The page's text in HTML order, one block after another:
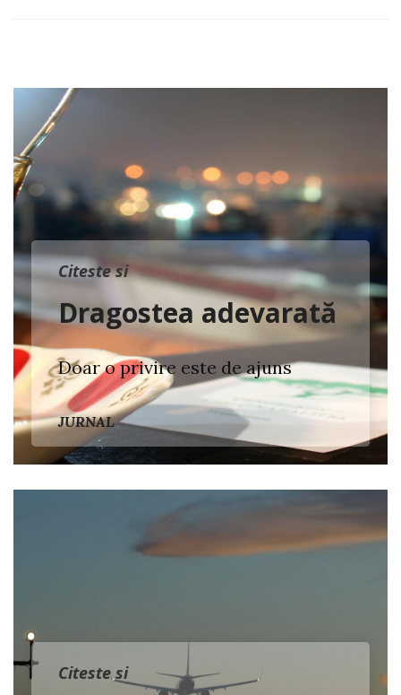
Citeste si
Dragostea adevarată
Doar o privire este de ajuns
JURNAL
Citeste si